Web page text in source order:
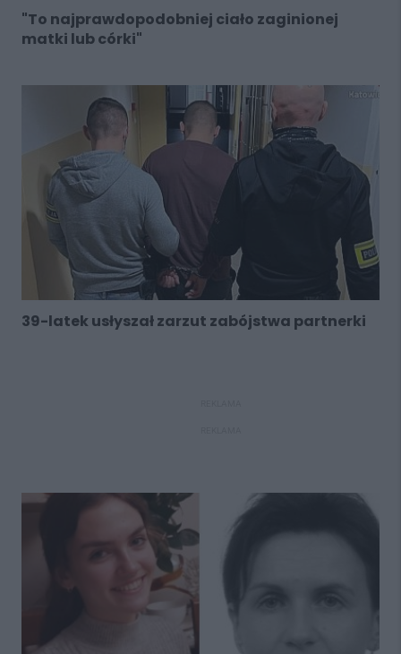
"To najprawdopodobniej ciało zaginionej
matki lub córki"
39-latek usłyszał zarzut zabójstwa partnerki